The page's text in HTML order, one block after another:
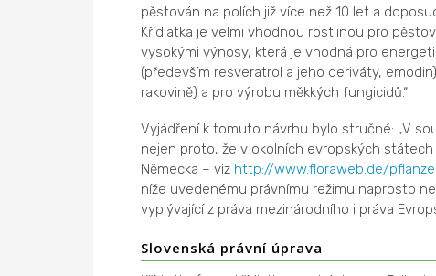
pěstován na polích již více než 10 let a
Křídlatka je velmi vhodnou rostlinou pro
vysokými výnosy, která je vhodná pro
(především resveratrol a jeho deriváty,
rakovině) a pro výrobu měkkých fungicidů.“
Vyjádření k tomuto návrhu bylo stručné: „V
nejen proto, že v okolních evropských
Německa – viz http://www.floraweb.de/
níže uvedenému právnímu režimu naprosto
vyplývající z práva mezinárodního i práva
Slovenská právní úprava